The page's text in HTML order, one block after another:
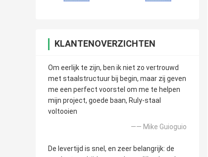
KLANTENOVERZICHTEN
Om eerlijk te zijn, ben ik niet zo vertrouwd
met staalstructuur bij begin, maar zij geven
me een perfect voorstel om me te helpen
mijn project, goede baan, Ruly-staal
voltooien
—— Mike Guioguio
De levertijd is snel, en zeer belangrijk: de